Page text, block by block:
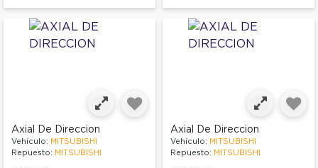
Axial De Direccion
Vehículo: MITSUBISHI
Repuesto: MITSUBISHI
Axial De Direccion
Vehículo: MITSUBISHI
Repuesto: MITSUBISHI